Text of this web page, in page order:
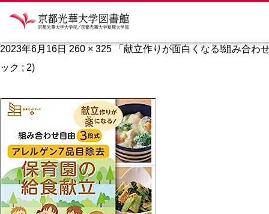
0212000381 amazon 1
2023年6月16日 260 × 325
「献立作りが面白くなる!組み合
ック ; 2)